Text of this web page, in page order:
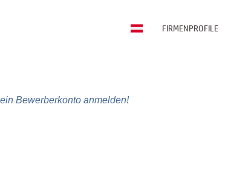
FIRMENPROFILE
Bewerberkonto anmelden!